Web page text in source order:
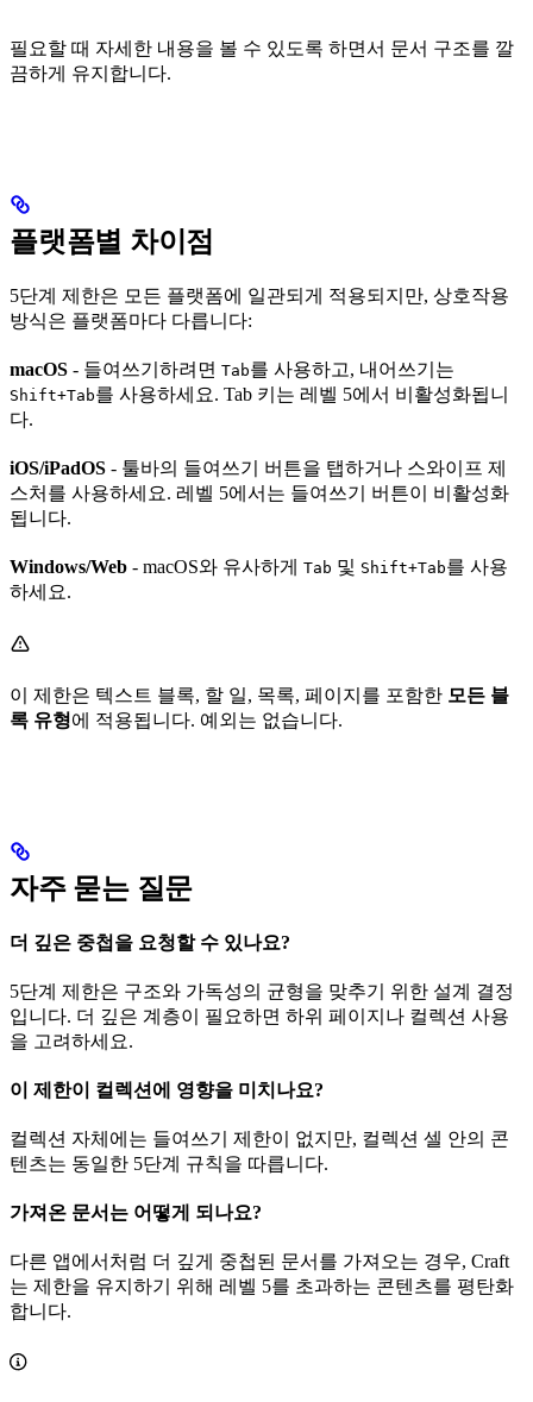
필요할 때 자세한 내용을 볼 수 있도록 하면서 문서 구조를 깔
끔하게 유지합니다.
플랫폼별 차이점
5단계 제한은 모든 플랫폼에 일관되게 적용되지만, 상호작용
방식은 플랫폼마다 다릅니다:
macOS - 들여쓰기하려면 Tab를 사용하고, 내어쓰기는
Shift+Tab를 사용하세요. Tab 키는 레벨 5에서 비활성화됩니
다.
iOS/iPadOS - 툴바의 들여쓰기 버튼을 탭하거나 스와이프 제
스처를 사용하세요. 레벨 5에서는 들여쓰기 버튼이 비활성화
됩니다.
Windows/Web - macOS와 유사하게 Tab 및 Shift+Tab를 사용
하세요.
이 제한은 텍스트 블록, 할 일, 목록, 페이지를 포함한 모든 블
록 유형에 적용됩니다. 예외는 없습니다.
자주 묻는 질문
더 깊은 중첩을 요청할 수 있나요?
5단계 제한은 구조와 가독성의 균형을 맞추기 위한 설계 결정
입니다. 더 깊은 계층이 필요하면 하위 페이지나 컬렉션 사용
을 고려하세요.
이 제한이 컬렉션에 영향을 미치나요?
컬렉션 자체에는 들여쓰기 제한이 없지만, 컬렉션 셀 안의 콘
텐츠는 동일한 5단계 규칙을 따릅니다.
가져온 문서는 어떻게 되나요?
다른 앱에서처럼 더 깊게 중첩된 문서를 가져오는 경우, Craft
는 제한을 유지하기 위해 레벨 5를 초과하는 콘텐츠를 평탄화
합니다.